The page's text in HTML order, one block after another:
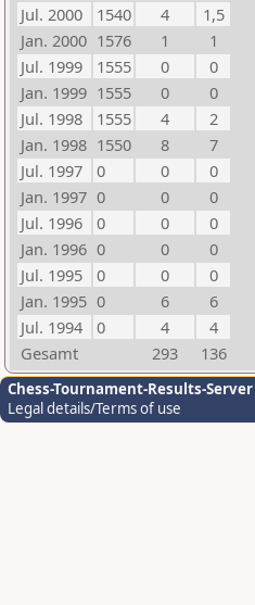
Jul. 2000
1540 4
1,5
Jan. 2000 1576 1
1
Jul. 1999
1555 0
0
Jan. 1999 1555 0
0
Jul. 1998
1555 4
2
Jan. 1998 1550 8
7
Jul. 1997
0 0
0
Jan. 1997 0 0
0
Jul. 1996
0 0
0
Jan. 1996 0 0
0
Jul. 1995
0 0
0
Jan. 1995 0 6
6
Jul. 1994
0 4
4
Gesamt
293 136
Chess-Tournament-Results-Server
Legal details/Terms of use